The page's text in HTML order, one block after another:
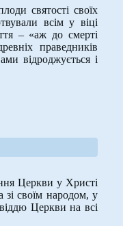
святості своїх
всім у віці
– «аж до смерті
праведників
відроджується і
Церкви у Христі
своїм народом, у
Церкви на всі